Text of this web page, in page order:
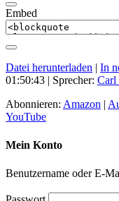
Embed
Datei herunterladen | In
01:50:43 | Sprecher: Carl
Abonnieren: Amazon |
YouTube
Mein Konto
Benutzername oder E-